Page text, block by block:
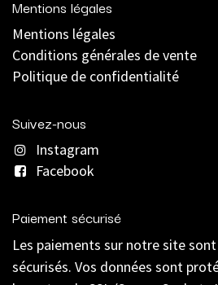
Mentions légales
Mentions légales
Conditions générales de vente
Politique de confidentialité
Suivez-nous
Instagram
Facebook
Paiement sécurisé
Les paiements sur notre site
sécurisés. Vos données sont